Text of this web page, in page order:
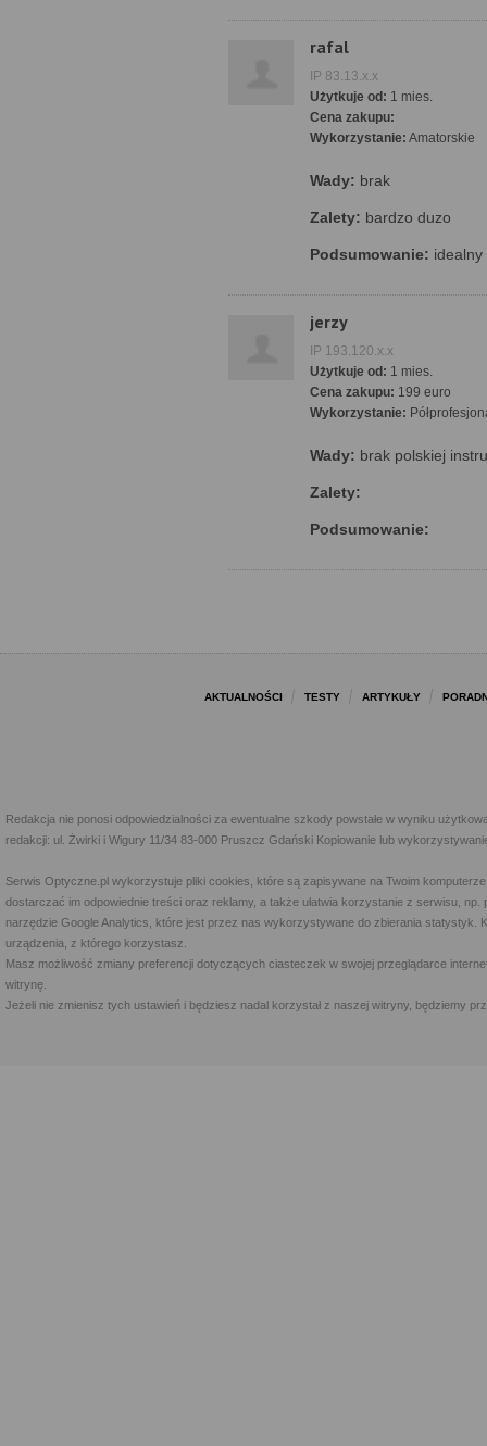
rafal
IP 83.13.x.x
Użytkuje od: 1 mies.
Cena zakupu:
Wykorzystanie: Amatorskie
Wady: brak
Zalety: bardzo duzo
Podsumowanie: idealny
jerzy
IP 193.120.x.x
Użytkuje od: 1 mies.
Cena zakupu: 199 euro
Wykorzystanie:
Wady: brak polskiej
Zalety:
Podsumowanie:
AKTUALNOŚCI TESTY ARTYKUŁY
Redakcja nie ponosi odpowiedzialności za ewentualne szkody powstałe w wyniku
redakcji: ul. Żwirki i Wigury 11/34 83-000 Pruszcz Gdański Kopiowanie lub
Serwis Optyczne.pl wykorzystuje pliki cookies, które są zapisywane na Twoim
dostarczać im odpowiednie treści oraz reklamy, a także ułatwia korzystanie z serwisu,
narzędzie Google Analytics, które jest przez nas wykorzystywane do zbierania statystyk.
urządzenia, z którego korzystasz.
Masz możliwość zmiany preferencji dotyczących ciasteczek w swojej przeglądarce
witrynę.
Jeżeli nie zmienisz tych ustawień i będziesz nadal korzystał z naszej witryny, będziemy